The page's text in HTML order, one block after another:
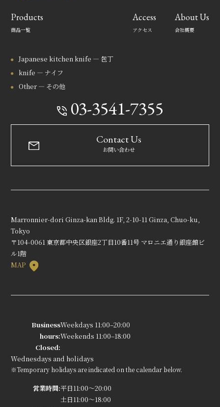
Products
商品一覧
Japanese kitchen knife — 包丁
knife — ナイフ
Other — その他
Access
アクセス
About Us
会社概要
03-3541-7355
Contact Us
お問い合わせ
Marronnier-dori Ginza-kan Bldg. 1F, 2-10-11 Ginza, Chuo-ku,
Tokyo
〒104-0061 東京都中央区銀座2丁目10番11号 マロニエ通り銀座館ビ
ル1階
MAP
Business
hours:
Weekdays 11:00–20:00
Weekends 11:00–18:00
Closed:
Wednesdays and holidays
※Temporary holidays are indicated on the calendar below.
営業時間:平日11:00～20:00
土日11:00～18:00